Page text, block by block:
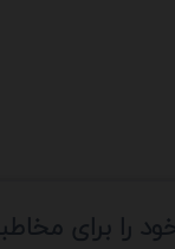
را برای